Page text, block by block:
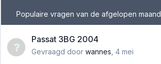
Populaire vragen van de afgelopen maand
Passat 3BG 2004
Gevraagd door wannes 4 mei